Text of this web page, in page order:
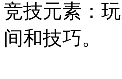
竞技元素：
间和技巧。